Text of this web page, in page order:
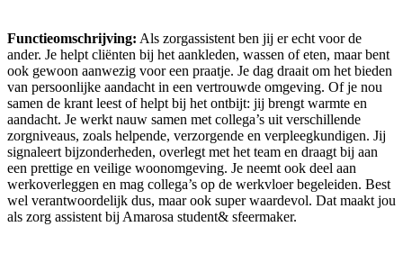
Functieomschrijving: Als zorgassistent ben jij er echt voor de
ander. Je helpt cliënten bij het aankleden, wassen of eten, maar bent
ook gewoon aanwezig voor een praatje. Je dag draait om het bieden
van persoonlijke aandacht in een vertrouwde omgeving. Of je nou
samen de krant leest of helpt bij het ontbijt: jij brengt warmte en
aandacht. Je werkt nauw samen met collega’s uit verschillende
zorgniveaus, zoals helpende, verzorgende en verpleegkundigen. Jij
signaleert bijzonderheden, overlegt met het team en draagt bij aan
een prettige en veilige woonomgeving. Je neemt ook deel aan
werkoverleggen en mag collega’s op de werkvloer begeleiden. Best
wel verantwoordelijk dus, maar ook super waardevol. Dat maakt jou
als zorg assistent bij Amarosa student& sfeermaker.